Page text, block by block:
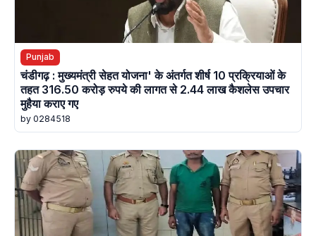
Punjab
चंडीगढ़ : मुख्यमंत्री सेहत योजना' के अंतर्गत शीर्ष 10 प्रक्रियाओं के
तहत 316.50 करोड़ रुपये की लागत से 2.44 लाख कैशलेस उपचार
मुहैया कराए गए
by 0284518